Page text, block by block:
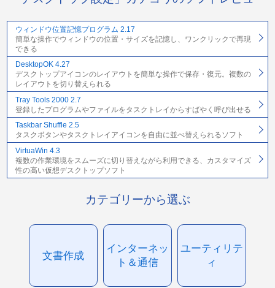
ウィンドウ位置記憶プログラム 2.17
簡単な操作でウィンドウの位置・サイズを記憶し、ワンクリックで再現
できる
DesktopOK 4.27
デスクトップアイコンのレイアウトを簡単な操作で保存・復元。複数の
レイアウトを切り替えられる
Tray Tools 2000 2.7
登録したプログラムやファイルをタスクトレイからすばやく呼び出せる
Taskbar Shuffle 2.5
タスクボタンやタスクトレイアイコンを自由に並べ替えられるソフト
VirtuaWin 4.3
複数の作業環境をスムーズに切り替えながら利用できる、カスタマイズ
性の高い仮想デスクトップソフト
カテゴリーから選ぶ
文書作成
インターネッ
ト＆通信
ユーティリテ
ィ